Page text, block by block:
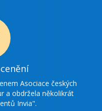
Asociace českých
a obdržela několikrát
Invia".